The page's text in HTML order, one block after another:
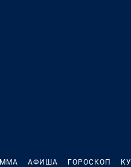
АФИША ГОРОСКОП